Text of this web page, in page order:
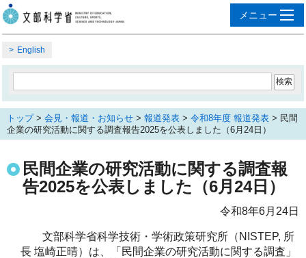
English
トップ> 会見・報道・お知らせ > 報道発表 > 令和8年度 報道発表 > 民間
企業の研究活動に関する調査報告2025を公表しました（6月24日）
民間企業の研究活動に関する調査報
告2025を公表しました（6月24日）
令和8年6月24日
文部科学省科学技術・学術政策研究所（NISTEP, 所
長 塩崎正晴）は、「民間企業の研究活動に関する調査」